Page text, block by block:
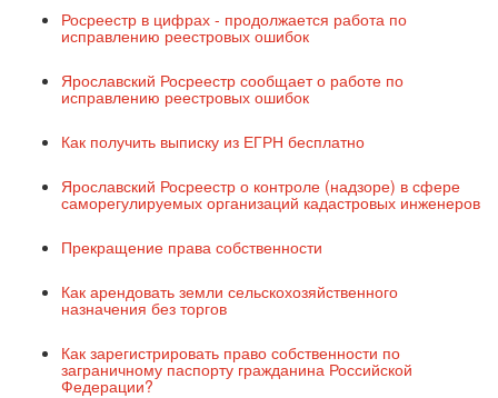
Росреестр в цифрах - продолжается работа по
исправлению реестровых ошибок
Ярославский Росреестр сообщает о работе по
исправлению реестровых ошибок
Как получить выписку из ЕГРН бесплатно
Ярославский Росреестр о контроле (надзоре) в сфере
саморегулируемых организаций кадастровых инженеров
Прекращение права собственности
Как арендовать земли сельскохозяйственного
назначения без торгов
Как зарегистрировать право собственности по
заграничному паспорту гражданина Российской
Федерации?